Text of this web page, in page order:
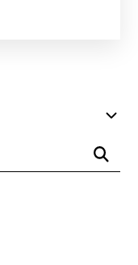
Submit
Search